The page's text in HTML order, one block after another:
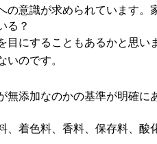
の意識が求められています。
る？
目にすることもあるかと思
いのです。
無添加なのかの基準が明確に
、着色料、香料、保存料、酸